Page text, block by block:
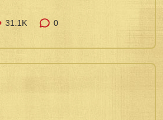
31.1K 0